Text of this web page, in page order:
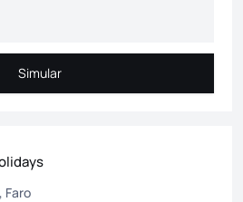
Simular
Simular
Faro